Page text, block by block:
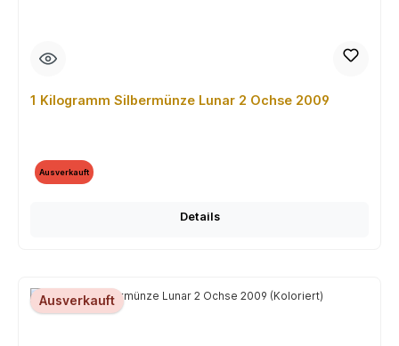
1 Kilogramm Silbermünze Lunar 2 Ochse 2009
Ausverkauft
Details
Ausverkauft